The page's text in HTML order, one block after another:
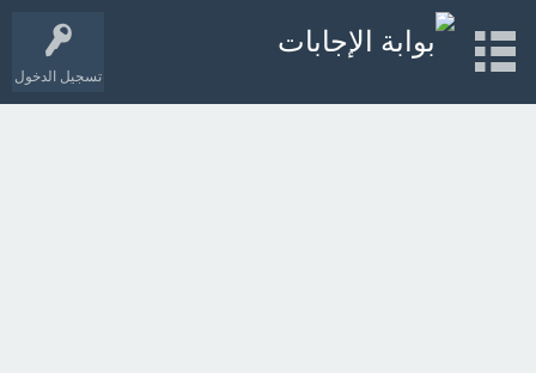
تسجيل الدخول